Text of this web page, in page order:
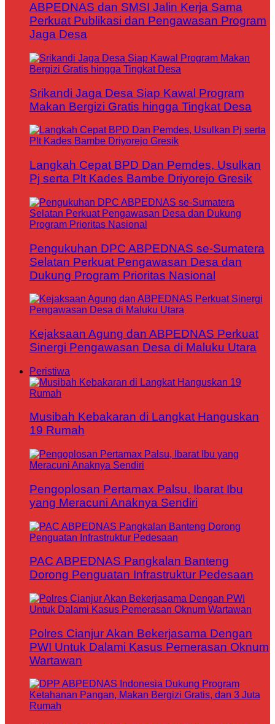
ABPEDNAS dan SMSI Jalin Kerja Sama
Perkuat Publikasi dan Pengawasan Program
Jaga Desa
Srikandi Jaga Desa Siap Kawal Program
Makan Bergizi Gratis hingga Tingkat Desa
Langkah Cepat BPD Dan Pemdes, Usulkan
Pj serta Plt Kades Bambe Driyorejo Gresik
Pengukuhan DPC ABPEDNAS se-Sumatera
Selatan Perkuat Pengawasan Desa dan
Dukung Program Prioritas Nasional
Kejaksaan Agung dan ABPEDNAS Perkuat
Sinergi Pengawasan Desa di Maluku Utara
Peristiwa
Musibah Kebakaran di Langkat Hanguskan
19 Rumah
Pengoplosan Pertamax Palsu, Ibarat Ibu
yang Meracuni Anaknya Sendiri
PAC ABPEDNAS Pangkalan Banteng
Dorong Penguatan Infrastruktur Pedesaan
Polres Cianjur Akan Bekerjasama Dengan
PWI Untuk Dalami Kasus Pemerasan Oknum
Wartawan